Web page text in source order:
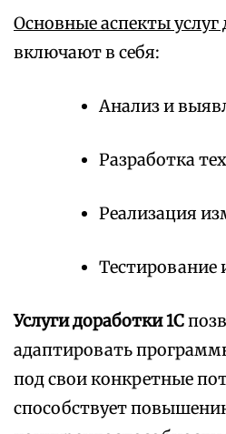
Основные аспекты услуг
включают в себя:
Анализ и
Разработка
Реализация
Тестирование
Услуги доработки 1С
адаптировать
под свои конкретные
способствует